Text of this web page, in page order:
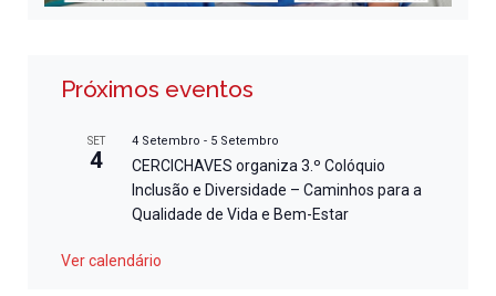
Próximos eventos
SET
4
4 Setembro - 5 Setembro
CERCICHAVES organiza 3.º Colóquio
Inclusão e Diversidade – Caminhos para a
Qualidade de Vida e Bem-Estar
Ver calendário